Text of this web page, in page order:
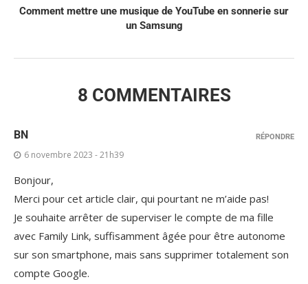
Comment mettre une musique de YouTube en sonnerie sur
un Samsung
8 COMMENTAIRES
BN
6 novembre 2023 - 21h39
Bonjour,
Merci pour cet article clair, qui pourtant ne m’aide pas!
Je souhaite arrêter de superviser le compte de ma fille
avec Family Link, suffisamment âgée pour être autonome
sur son smartphone, mais sans supprimer totalement son
compte Google.
RÉPONDRE